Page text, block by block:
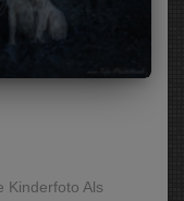
Kinderfoto Als